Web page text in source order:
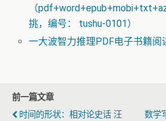
（
挑，编号： tushu-0101）
一大波智力推理PDF电子书籍阅
前一篇文章
时间的形状：相对论史话 汪
数学